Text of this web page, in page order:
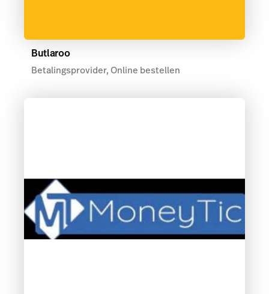
Butlaroo
Betalingsprovider, Online bestellen